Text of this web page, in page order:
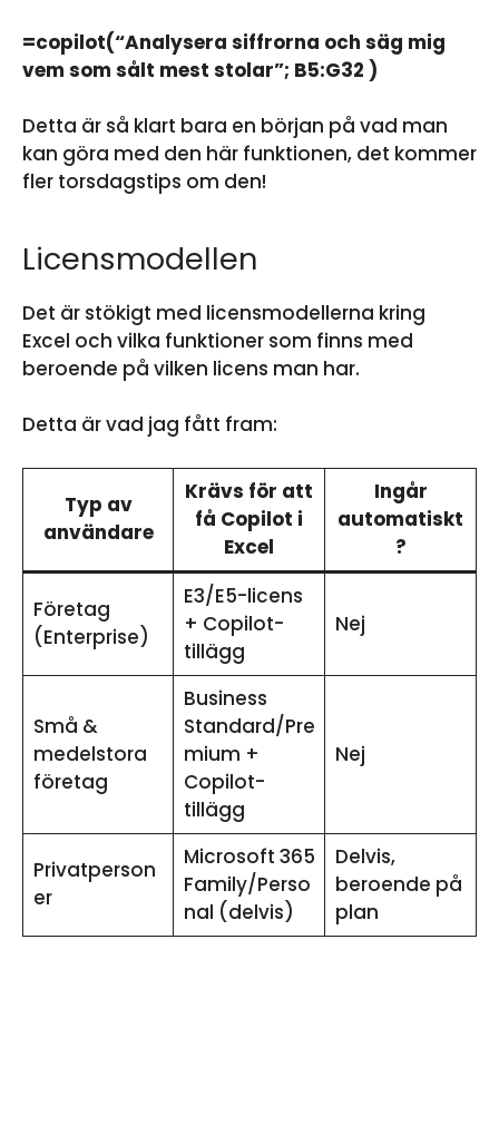
=copilot(“Analysera siffrorna och säg mig
vem som sålt mest stolar”; B5:G32 )
Detta är så klart bara en början på vad man
kan göra med den här funktionen, det kommer
fler torsdagstips om den!
Licensmodellen
Det är stökigt med licensmodellerna kring
Excel och vilka funktioner som finns med
beroende på vilken licens man har.
Detta är vad jag fått fram:
Typ av
användare
Krävs för att
få Copilot i
Excel
Ingår
automatiskt
?
Företag
(Enterprise)
E3/E5-licens
+ Copilot-
tillägg
Nej
Små &
medelstora
företag
Business
Standard/Pre
mium +
Copilot-
tillägg
Nej
Privatperson
er
Microsoft 365
Family/Perso
nal (delvis)
Delvis,
beroende på
plan